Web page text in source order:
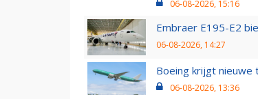
06-08-2026, 15:16
Embraer E195-E2
06-08-2026, 14:27
Boeing krijgt
06-08-2026, 13:36